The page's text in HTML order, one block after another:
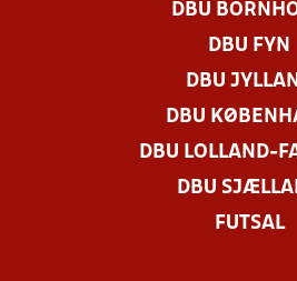
DBU
DBU FYN
DBU
DBU
DBU LOLLAND-
DBU
FUTSAL